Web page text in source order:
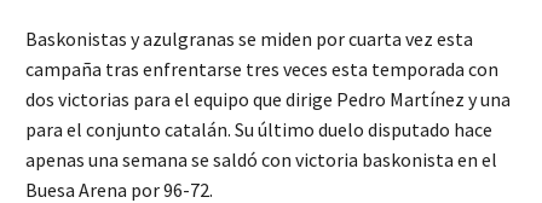
Baskonistas y azulgranas se miden por cuarta vez esta
campaña tras enfrentarse tres veces esta temporada con
dos victorias para el equipo que dirige Pedro Martínez y una
para el conjunto catalán. Su último duelo disputado hace
apenas una semana se saldó con victoria baskonista en el
Buesa Arena por 96-72.